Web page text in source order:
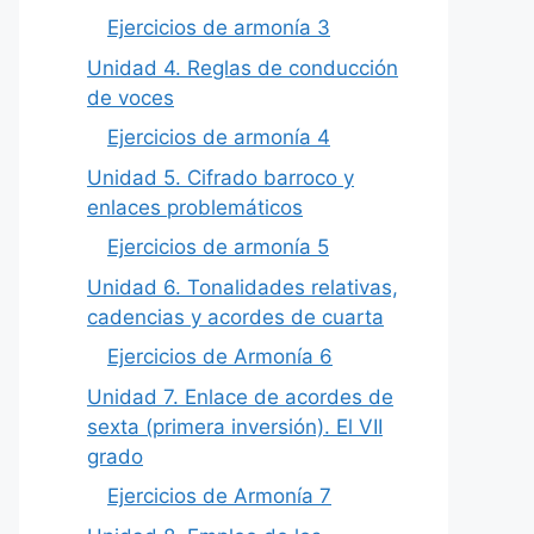
Ejercicios de armonía 3
Unidad 4. Reglas de conducción
de voces
Ejercicios de armonía 4
Unidad 5. Cifrado barroco y
enlaces problemáticos
Ejercicios de armonía 5
Unidad 6. Tonalidades relativas,
cadencias y acordes de cuarta
Ejercicios de Armonía 6
Unidad 7. Enlace de acordes de
sexta (primera inversión). El VII
grado
Ejercicios de Armonía 7